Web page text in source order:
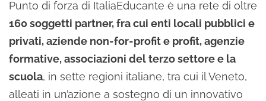
Punto di forza di ItaliaEducante è una rete di oltre
160 soggetti partner, fra cui enti locali pubblici e
privati, aziende non-for-profit e profit, agenzie
formative, associazioni del terzo settore e la
scuola, in sette regioni italiane, tra cui il Veneto,
alleati in un’azione a sostegno di un innovativo